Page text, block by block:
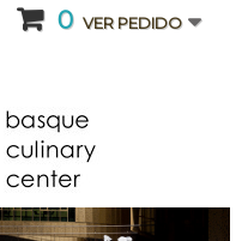
0 VER PEDIDO